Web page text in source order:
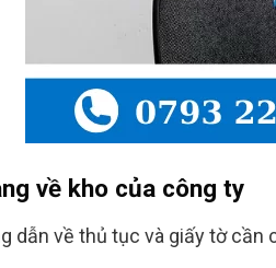
về kho của công ty
dẫn về thủ tục và giấy tờ cần